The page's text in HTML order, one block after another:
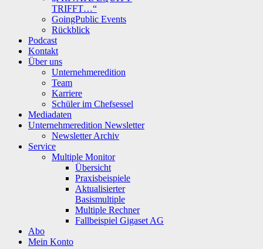
TRIFFT…“
GoingPublic Events
Rückblick
Podcast
Kontakt
Über uns
Unternehmeredition
Team
Karriere
Schüler im Chefsessel
Mediadaten
Unternehmeredition Newsletter
Newsletter Archiv
Service
Multiple Monitor
Übersicht
Praxisbeispiele
Aktualisierter
Basismultiple
Multiple Rechner
Fallbeispiel Gigaset AG
Abo
Mein Konto